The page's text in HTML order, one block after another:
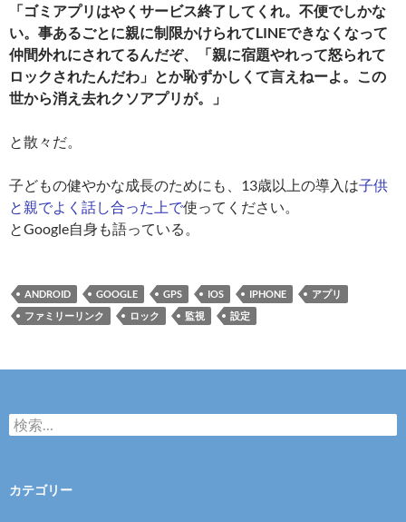
「ゴミアプリはやくサービス終了してくれ。不便でしかな
い。事あるごとに親に制限かけられてLINEできなくなって
仲間外れにされてるんだぞ、「親に宿題やれって怒られて
ロックされたんだわ」とか恥ずかしくて言えねーよ。この
世から消え去れクソアプリが。」
と散々だ。
子どもの健やかな成長のためにも、13歳以上の導入は子供
と親でよく話し合った上で使ってください。
とGoogle自身も語っている。
ANDROID GOOGLE GPS IOS IPHONE
アプリ
ファミリーリンク
ロック 監視 設定
検
索:
カテゴリー